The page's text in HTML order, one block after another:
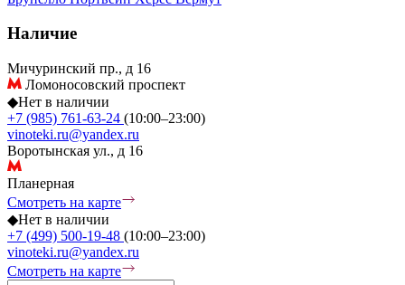
Наличие
Мичуринский пр., д 16
Ломоносовский проспект
◆Нет в наличии
+7 (985) 761-63-24 (10:00–23:00)
vinoteki.ru@yandex.ru
Воротынская ул., д 16
Планерная
Смотреть на карте
◆Нет в наличии
+7 (499) 500-19-48 (10:00–23:00)
vinoteki.ru@yandex.ru
Смотреть на карте